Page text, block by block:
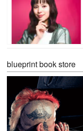
blueprint book store